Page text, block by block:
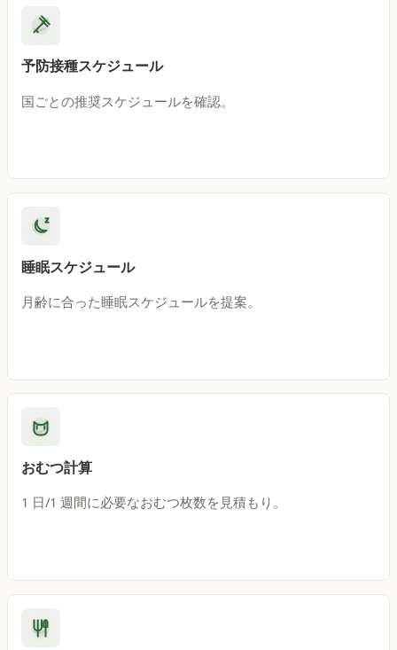
予防接種スケジュール
国ごとの推奨スケジュールを確認。
睡眠スケジュール
月齢に合った睡眠スケジュールを提案。
おむつ計算
1 日/1 週間に必要なおむつ枚数を見積もり。